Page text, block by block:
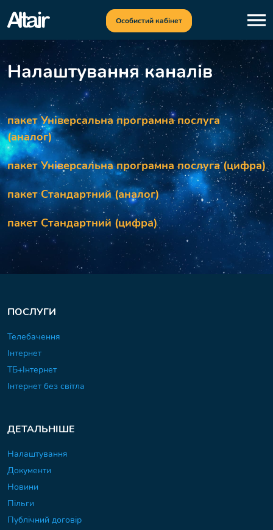
Особистий кабінет
Налаштування каналів
пакет Універсальна програмна послуга
(аналог)
пакет Універсальна програмна послуга (цифра)
пакет Стандартний (аналог)
пакет Стандартний (цифра)
ПОСЛУГИ
Телебачення
Інтернет
ТБ+Інтернет
Інтернет без світла
ДЕТАЛЬНІШЕ
Налаштування
Документи
Новини
Пільги
Публічний договір